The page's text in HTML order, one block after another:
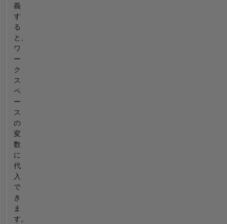
義
す
る
と、
ワ
ー
ク
ス
ペ
ー
ス
の
変
数
に
代
入
で
き
ま
す。